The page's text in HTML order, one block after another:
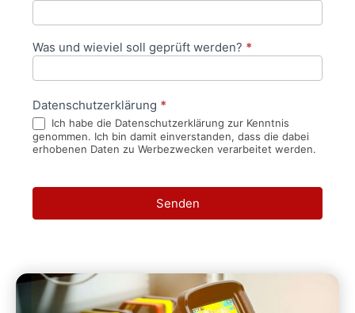
Was und wieviel soll geprüft werden? *
Datenschutzerklärung *
Ich habe die Datenschutzerklärung zur Kenntnis
genommen. Ich bin damit einverstanden, dass die dabei
erhobenen Daten zu Werbezwecken verarbeitet werden.
Senden